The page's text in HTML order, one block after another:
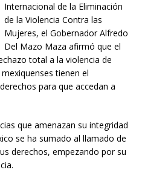
Internacional de la Eliminación
de la Violencia Contra las
Mujeres, el Gobernador Alfredo
Del Mazo Maza afirmó que el
total a la violencia de
tienen el
para que accedan a
que amenazan su integridad
se ha sumado al llamado de
derechos, empezando por su